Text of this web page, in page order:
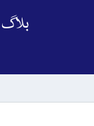
بلاگ